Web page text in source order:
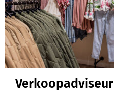
Verkoopadviseur